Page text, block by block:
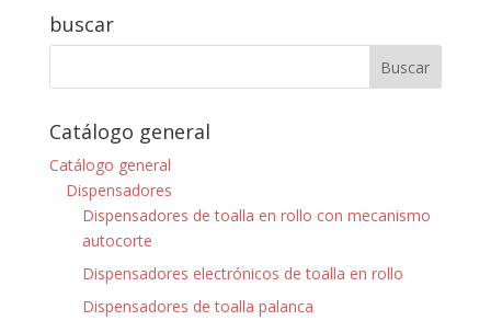
buscar
Catálogo general
Catálogo general
Dispensadores
Dispensadores de toalla en rollo con mecanismo
autocorte
Dispensadores electrónicos de toalla en rollo
Dispensadores de toalla palanca